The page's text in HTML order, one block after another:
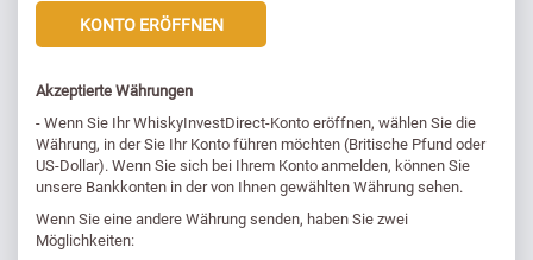
KONTO ERÖFFNEN
Akzeptierte Währungen
- Wenn Sie Ihr WhiskyInvestDirect-Konto eröffnen, wählen Sie die
Währung, in der Sie Ihr Konto führen möchten (Britische Pfund oder
US-Dollar). Wenn Sie sich bei Ihrem Konto anmelden, können Sie
unsere Bankkonten in der von Ihnen gewählten Währung sehen.
Wenn Sie eine andere Währung senden, haben Sie zwei
Möglichkeiten: